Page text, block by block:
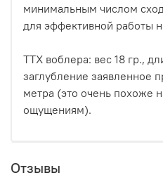
минимальным числом
для эффективной работы
ТТХ воблера: вес 18 гр.,
заглубление заявленное
метра (это очень похоже
ощущениям).
Отзывы